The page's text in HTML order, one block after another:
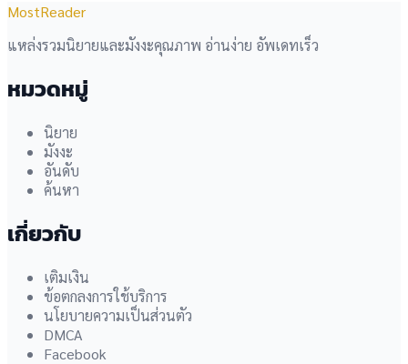
MostReader
แหล่งรวมนิยายและมังงะคุณภาพ อ่านง่าย อัพเดทเร็ว
หมวดหมู่
นิยาย
มังงะ
อันดับ
ค้นหา
เกี่ยวกับ
เติมเงิน
ข้อตกลงการใช้บริการ
นโยบายความเป็นส่วนตัว
DMCA
Facebook